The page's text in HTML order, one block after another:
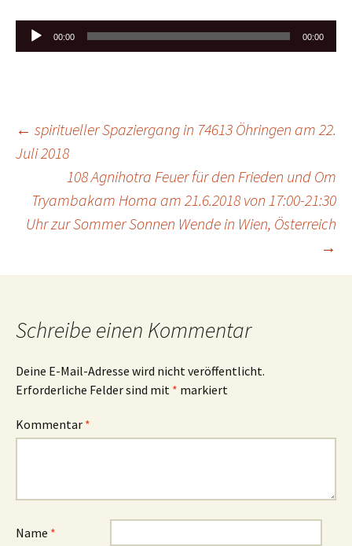
Audio-
Player
00:00 00:00
Beitragsnavigation
← spiritueller Spaziergang in 74613 Öhringen am 22.
Juli 2018
108 Agnihotra Feuer für den Frieden und Om
Tryambakam Homa am 21.6.2018 von 17:00-21:30
Uhr zur Sommer Sonnen Wende in Wien, Österreich
→
Schreibe einen Kommentar
Deine E-Mail-Adresse wird nicht veröffentlicht.
Erforderliche Felder sind mit * markiert
Kommentar *
Name *